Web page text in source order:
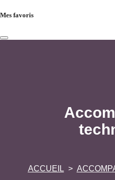
Mes favoris
ACCUEIL